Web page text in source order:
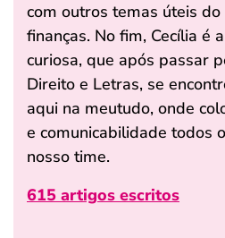
com outros temas úteis
finanças. No fim, Cecília é
curiosa, que após passar
Direito e Letras, se
aqui na meutudo, onde
e comunicabilidade todos
nosso time.
615 artigos escritos